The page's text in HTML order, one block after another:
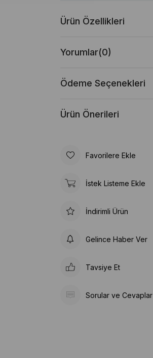
Ürün Özellikleri
Yorumlar(0)
Ödeme Seçenekleri
Ürün Önerileri
Favorilere Ekle
İstek Listeme Ekle
İndirimli Ürün
Gelince Haber Ver
Tavsiye Et
Sorular ve Cevaplar